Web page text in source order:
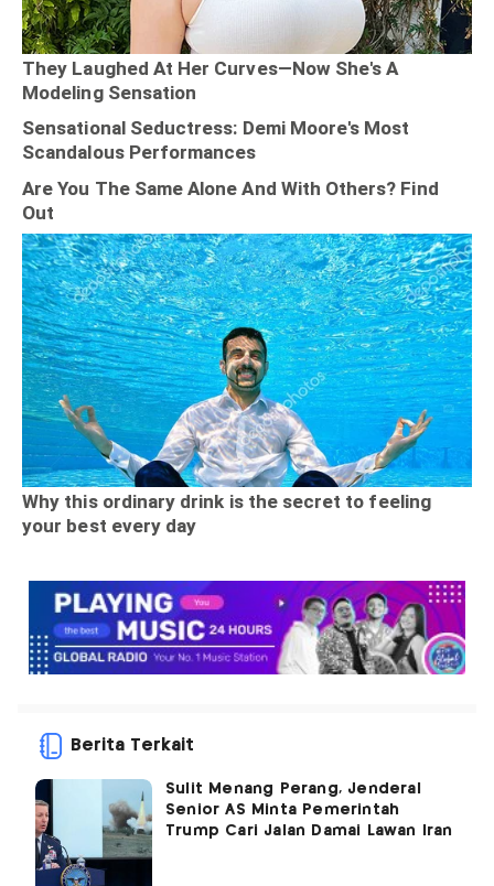
Berita Terkait
Sulit Menang Perang, Jenderal
Senior AS Minta Pemerintah
Trump Cari Jalan Damai Lawan Iran